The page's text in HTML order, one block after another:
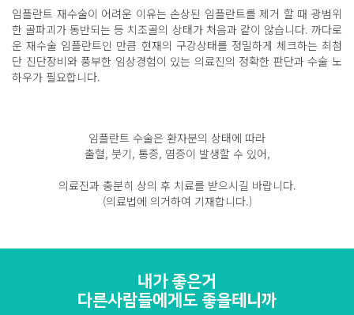
임플란트 재수술이 어려운 이유는 손상된 임플란트를 제거 할 때 광범위
한 골파괴가 동반되는 등 치조골의 상태가 처음과 같이 않습니다. 까다로
운 재수술 임플란트인 만큼 현재의 구강상태를 정밀하게 체크하는 최첨
단 진단장비와 풍부한 임상경험이 있는 의료진의 정확한 판단과 수술 노
하우가 필요합니다.
임플란트 수술은 환자분의 상태에 따라
출혈, 붓기, 통증, 염증이 발생할 수 있어,
의료진과 충분히 상의 후 치료를 받으시길 바랍니다.
(의료법에 의거하여 기재합니다.)
내가 좋은거
다른사람들에게도 좋을테니까